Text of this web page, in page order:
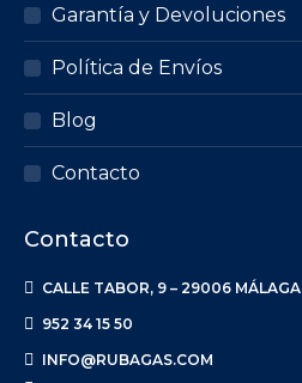
Garantía y Devoluciones
Política de Envíos
Blog
Contacto
Contacto
CALLE TABOR, 9 – 29006 MÁLAGA
952 34 15 50
INFO@RUBAGAS.COM